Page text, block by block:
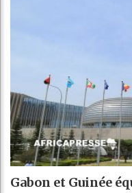
Gabon et Guinée